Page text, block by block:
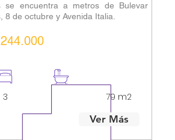
se encuentra a metros de Bulevar
8 de octubre y Avenida Italia.
3
79 m2
Ver Más